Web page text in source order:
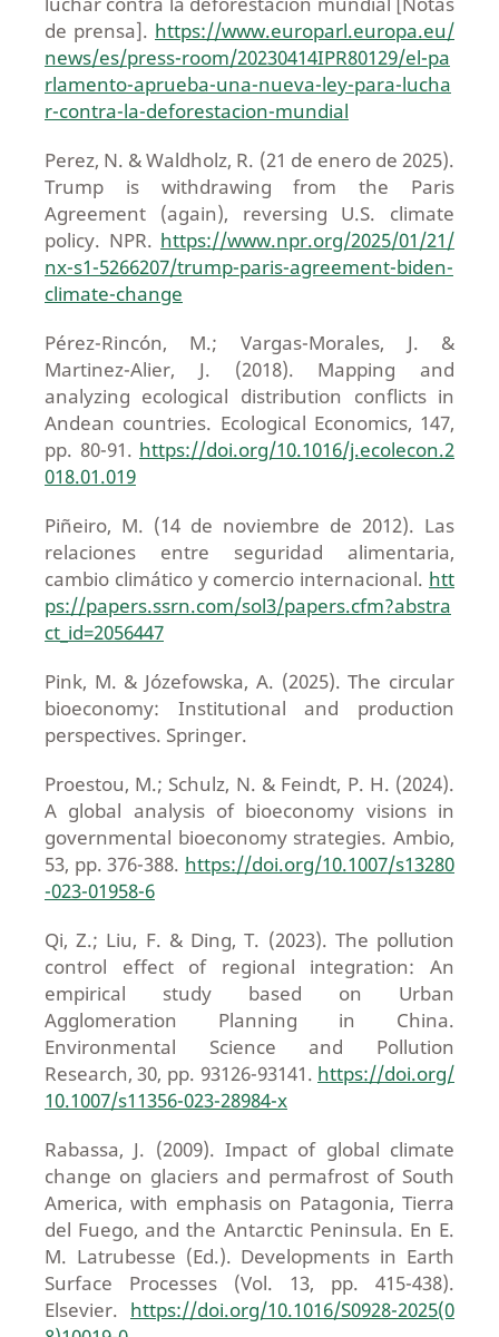
de prensa]. https://www.europarl.europa.eu/
news/es/press-room/20230414IPR80129/el-pa
rlamento-aprueba-una-nueva-ley-para-lucha
r-contra-la-deforestacion-mundial
Perez, N. & Waldholz, R. (21 de enero de 2025).
Trump is withdrawing from the Paris
Agreement (again), reversing U.S. climate
policy. NPR. https://www.npr.org/2025/01/21/
nx-s1-5266207/trump-paris-agreement-biden-
climate-change
Pérez-Rincón, M.; Vargas-Morales, J. &
Martinez-Alier, J. (2018). Mapping and
analyzing ecological distribution conflicts in
Andean countries. Ecological Economics, 147,
pp. 80-91. https://doi.org/10.1016/j.ecolecon.2
018.01.019
Piñeiro, M. (14 de noviembre de 2012). Las
relaciones entre seguridad alimentaria,
cambio climático y comercio internacional. htt
ps://papers.ssrn.com/sol3/papers.cfm?abstra
ct_id=2056447
Pink, M. & Józefowska, A. (2025). The circular
bioeconomy: Institutional and production
perspectives. Springer.
Proestou, M.; Schulz, N. & Feindt, P. H. (2024).
A global analysis of bioeconomy visions in
governmental bioeconomy strategies. Ambio,
53, pp. 376-388. https://doi.org/10.1007/s13280
-023-01958-6
Qi, Z.; Liu, F. & Ding, T. (2023). The pollution
control effect of regional integration: An
empirical study based on Urban
Agglomeration Planning in China.
Environmental Science and Pollution
Research, 30, pp. 93126-93141. https://doi.org/
10.1007/s11356-023-28984-x
Rabassa, J. (2009). Impact of global climate
change on glaciers and permafrost of South
America, with emphasis on Patagonia, Tierra
del Fuego, and the Antarctic Peninsula. En E.
M. Latrubesse (Ed.). Developments in Earth
Surface Processes (Vol. 13, pp. 415-438).
Elsevier. https://doi.org/10.1016/S0928-2025(0